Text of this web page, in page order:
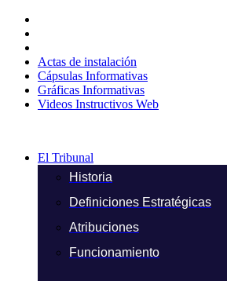
contenido
Actas de instalación
Cápsulas Informativas
Gráficas Informativas
Videos Instructivos Web
El Tribunal
Historia
Definiciones Estratégicas
Atribuciones
Funcionamiento